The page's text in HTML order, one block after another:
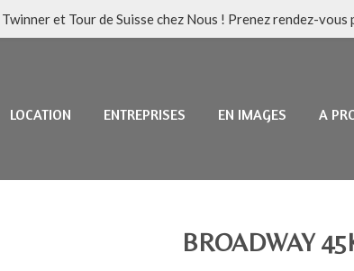
et Tour de Suisse chez Nous ! Prenez rendez-vous
LOCATION ENTREPRISES EN IMAGES A
BROADWAY